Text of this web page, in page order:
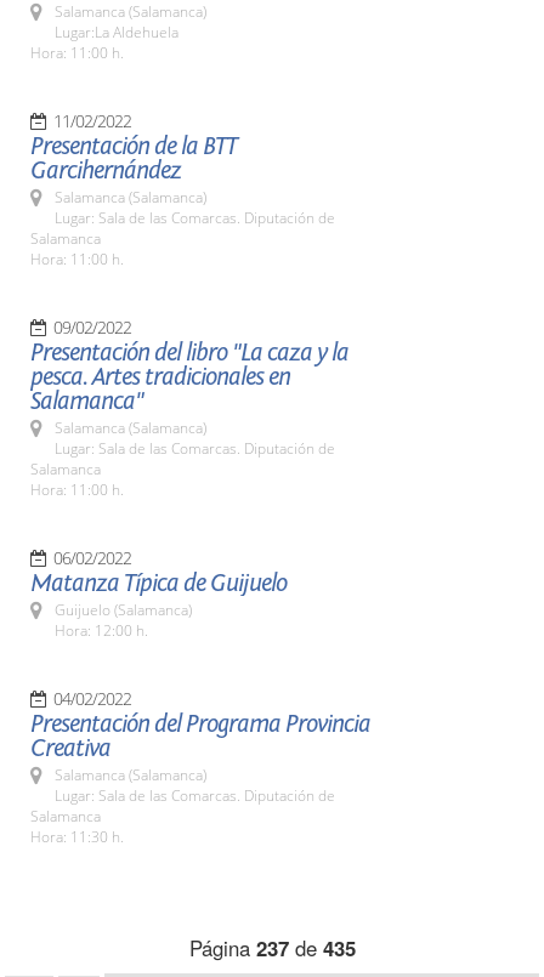
Salamanca (Salamanca)
Lugar:La Aldehuela
Hora: 11:00 h.
11/02/2022
Presentación de la BTT
Garcihernández
Salamanca (Salamanca)
Lugar: Sala de las Comarcas. Diputación de
Salamanca
Hora: 11:00 h.
09/02/2022
Presentación del libro "La caza y la
pesca. Artes tradicionales en
Salamanca"
Salamanca (Salamanca)
Lugar: Sala de las Comarcas. Diputación de
Salamanca
Hora: 11:00 h.
06/02/2022
Matanza Típica de Guijuelo
Guijuelo (Salamanca)
Hora: 12:00 h.
04/02/2022
Presentación del Programa Provincia
Creativa
Salamanca (Salamanca)
Lugar: Sala de las Comarcas. Diputación de
Salamanca
Hora: 11:30 h.
Página 237de 435